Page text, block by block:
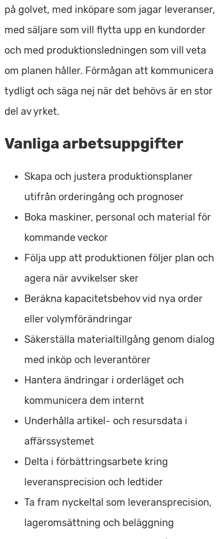
på golvet, med inköpare som jagar leveranser,
med säljare som vill flytta upp en kundorder
och med produktionsledningen som vill veta
om planen håller. Förmågan att kommunicera
tydligt och säga nej när det behövs är en stor
del av yrket.
Vanliga arbetsuppgifter
Skapa och justera produktionsplaner
utifrån orderingång och prognoser
Boka maskiner, personal och material för
kommande veckor
Följa upp att produktionen följer plan och
agera när avvikelser sker
Beräkna kapacitetsbehov vid nya order
eller volymförändringar
Säkerställa materialtillgång genom dialog
med inköp och leverantörer
Hantera ändringar i orderläget och
kommunicera dem internt
Underhålla artikel- och resursdata i
affärssystemet
Delta i förbättringsarbete kring
leveransprecision och ledtider
Ta fram nyckeltal som leveransprecision,
lageromsättning och beläggning